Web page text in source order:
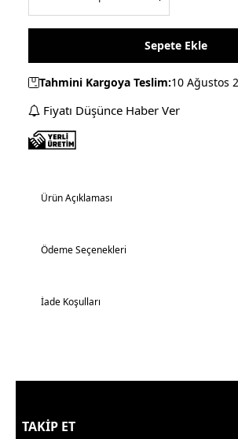
Sepete Ekle
Tahmini Kargoya Teslim:10 Ağustos
Fiyatı Düşünce Haber Ver
Ürün Açıklaması
Ödeme Seçenekleri
İade Koşulları
TAKİP ET